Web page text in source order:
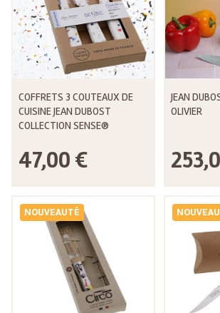
COFFRETS 3 COUTEAUX DE
CUISINE JEAN DUBOST
COLLECTION SENSE®
47,00 €
JEAN
OLIVIER
NOUVEAUTÉ